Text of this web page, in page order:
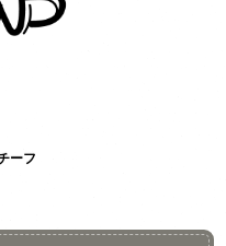
ーフ